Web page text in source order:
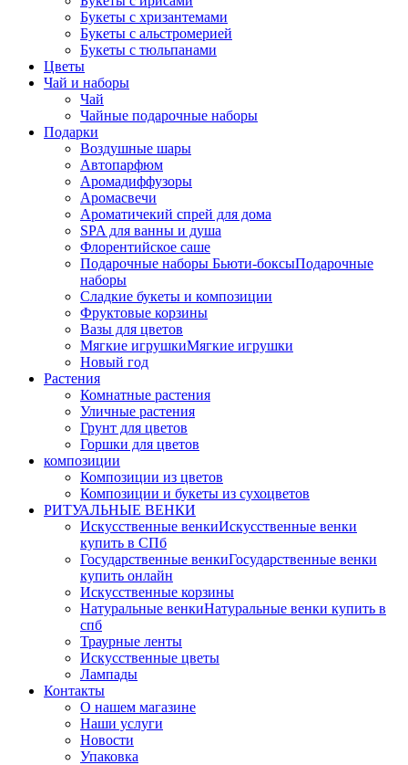
Букеты с хризантемами
Букеты с альстромерией
Букеты с тюльпанами
Цветы
Чай и наборы
Чай
Чайные подарочные наборы
Подарки
Воздушные шары
Автопарфюм
Аромадиффузоры
Аромасвечи
Ароматичекий спрей для дома
SPA для ванны и душа
Флорентийское саше
Подарочные наборы Бьюти-боксыПодарочные
наборы
Сладкие букеты и композиции
Фруктовые корзины
Вазы для цветов
Мягкие игрушкиМягкие игрушки
Новый год
Растения
Комнатные растения
Уличные растения
Грунт для цветов
Горшки для цветов
композиции
Композиции из цветов
Композиции и букеты из сухоцветов
РИТУАЛЬНЫЕ ВЕНКИ
Искусственные венкиИскусственные венки
купить в СПб
Государственные венкиГосударственные венки
купить онлайн
Искусственные корзины
Натуральные венкиНатуральные венки купить в
спб
Траурные ленты
Искусственные цветы
Лампады
Контакты
О нашем магазине
Наши услуги
Новости
Упаковка